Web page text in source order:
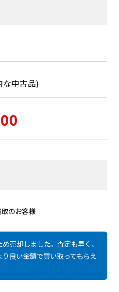
な中古品)
のお客様
売却しました。査定も早く、
り良い金額で買い取ってもらえ